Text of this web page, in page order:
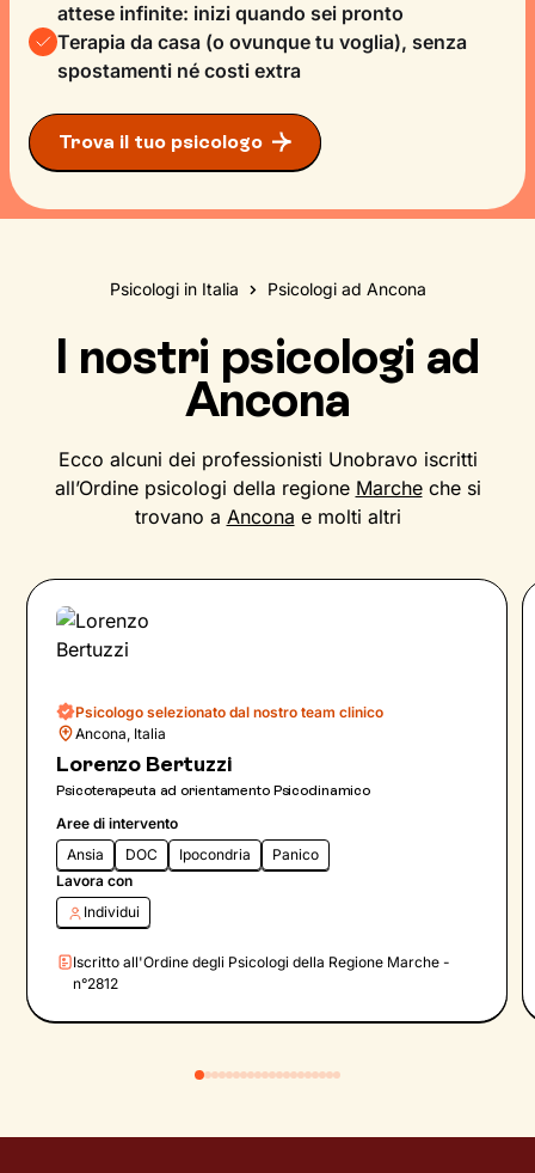
attese infinite: inizi quando sei pronto
Terapia da casa (o ovunque tu voglia), senza
spostamenti né costi extra
Trova il tuo psicologo
Psicologi in Italia Psicologi ad Ancona
I nostri psicologi ad
Ancona
Ecco alcuni dei professionisti Unobravo iscritti
all’Ordine psicologi della regione Marcheche si
trovano a Ancona e molti altri
Psicologo selezionato dal nostro team clinico
Ancona, Italia
Lorenzo Bertuzzi
Psicoterapeuta ad orientamento Psicodinamico
Aree di intervento
Ansia
DOC Ipocondria
Panico
Lavora con
Individui
Iscritto all'Ordine degli Psicologi della Regione Marche -
n°2812